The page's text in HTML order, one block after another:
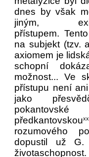
dnes by však
jiným,
přístupem.
na subjekt (tzv.
axiomem je
schopní
možnost... Ve
přístupu není
jako
předkantovskou
rozumového
dopustil už G.